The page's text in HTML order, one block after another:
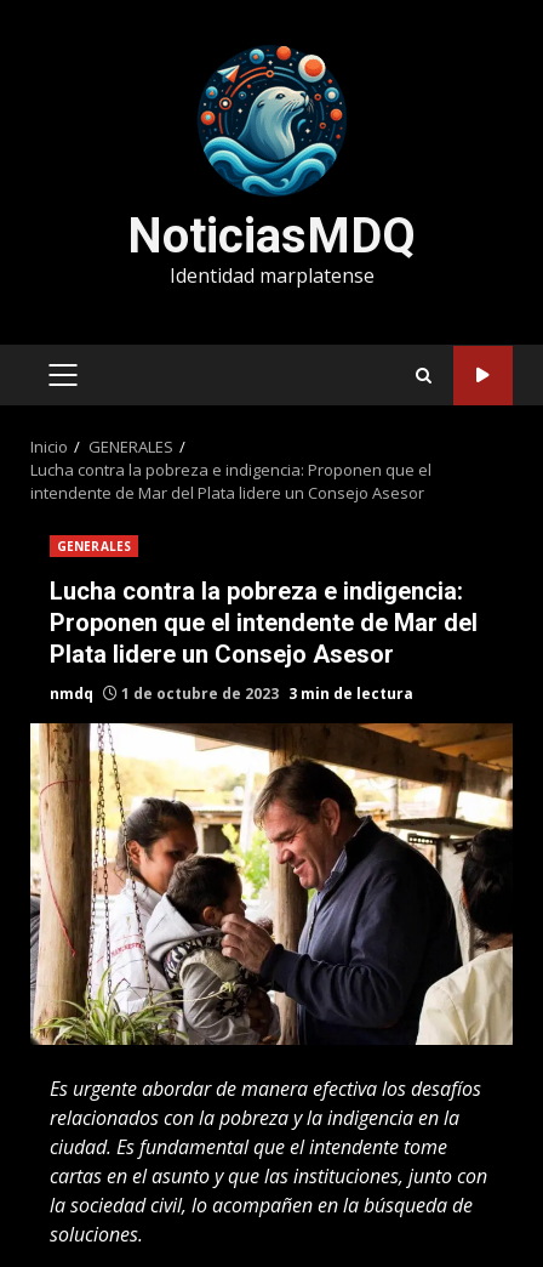
NoticiasMDQ
Identidad marplatense
MENÚ
Inicio
GENERALES
Lucha contra la pobreza e indigencia: Proponen que el
intendente de Mar del Plata lidere un Consejo Asesor
GENERALES
Lucha contra la pobreza e indigencia:
Proponen que el intendente de Mar del
Plata lidere un Consejo Asesor
nmdq 1 de octubre de 2023 3 min de lectura
Es urgente abordar de manera efectiva los desafíos
relacionados con la pobreza y la indigencia en la
ciudad. Es fundamental que el intendente tome
cartas en el asunto y que las instituciones, junto con
la sociedad civil, lo acompañen en la búsqueda de
soluciones.